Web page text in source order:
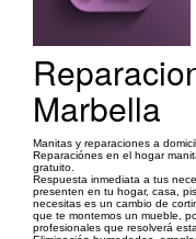
Marbella
Manitas y reparaciones a
Reparaciónes en el hogar
gratuito.
Respuesta inmediata a tus
presenten en tu hogar, casa,
necesitas es un cambio de
que te montemos un mueble,
profesionales que resolverá